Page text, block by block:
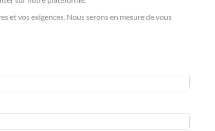
et vos exigences. Nous serons en mesure de vous